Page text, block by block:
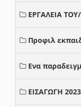
ΕΡΓΑΛΕΙΑ
Προφιλ
Ενα
ΕΙΣΑΓΩΓΗ 2023